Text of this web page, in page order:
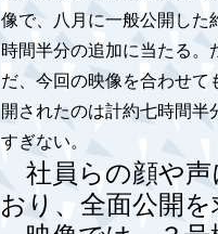
像で、八月に一般公開した
時間半分の追加に当たる。
だ、今回の映像を合わせて
開されたのは計約七時間半
すぎない。
社員らの顔や声
おり、全面公開